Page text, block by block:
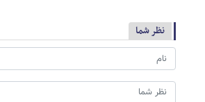
نظر شما